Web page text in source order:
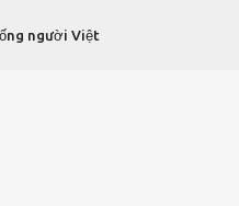
Chuyển đến nội dung chính
người Việt